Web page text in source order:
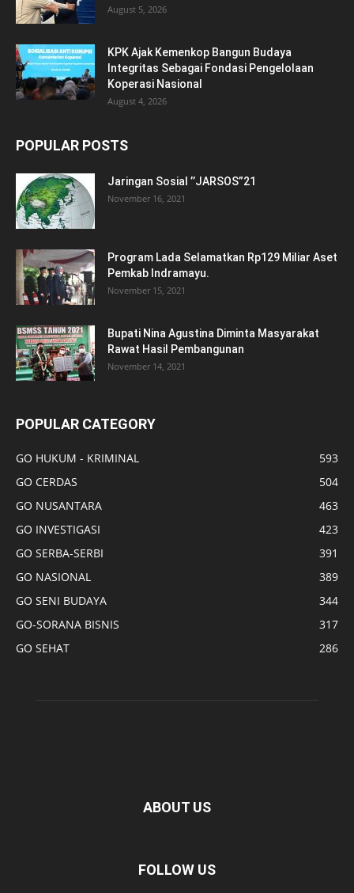
August 5, 2026
KPK Ajak Kemenkop Bangun Budaya
Integritas Sebagai Fondasi Pengelolaan
Koperasi Nasional
August 4, 2026
POPULAR POSTS
Jaringan Sosial ’’JARSOS”21
November 16, 2021
Program Lada Selamatkan Rp129 Miliar Aset
Pemkab Indramayu.
November 15, 2021
Bupati Nina Agustina Diminta Masyarakat
Rawat Hasil Pembangunan
November 14, 2021
POPULAR CATEGORY
GO HUKUM - KRIMINAL
593
GO CERDAS
504
GO NUSANTARA
463
GO INVESTIGASI
423
GO SERBA-SERBI
391
GO NASIONAL
389
GO SENI BUDAYA
344
GO-SORANA BISNIS
317
GO SEHAT
286
ABOUT US
FOLLOW US